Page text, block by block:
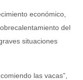
económico,
del
situaciones
las vacas”,